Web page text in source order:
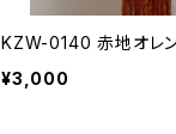
KZW-0140 赤地オレ
¥3,000